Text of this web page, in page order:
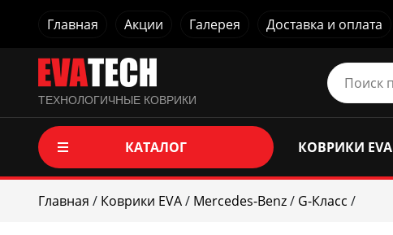
Главная Акции Галерея Доставка и оплата
ТЕХНОЛОГИЧНЫЕ КОВРИКИ
КАТАЛОГ КОВРИКИ EVA
Главная / Коврики EVA/ Mercedes-Benz/ G-Класс /